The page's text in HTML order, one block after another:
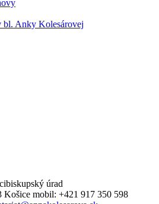
Anky Kolesárovej
úrad
mobil: +421 917 350 598